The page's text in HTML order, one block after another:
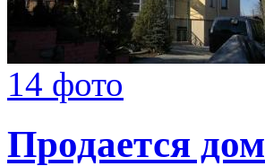
14 фото
Продается дом